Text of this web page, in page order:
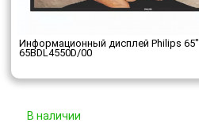
Информационный дисплей Philips 65"
65BDL4550D/00
В наличии